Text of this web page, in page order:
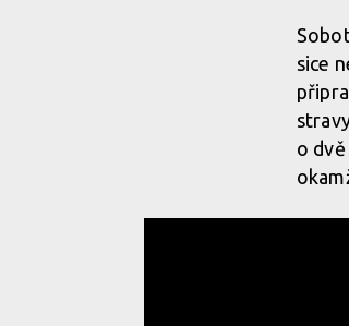
Report: Blinduro Podzim
Report: Blinduro Podzim
sice
o